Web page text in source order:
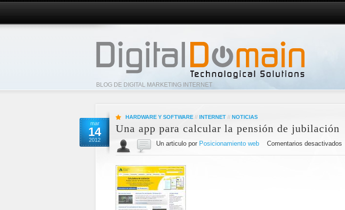
BLOG DE DIGITAL MARKETING INTERNET
mar
14
2012
HARDWARE Y SOFTWARE // INTERNET // NOTICIAS
Una app para calcular la pensión de jubilación
Un articulo por Posicionamiento web Comentarios desactivados